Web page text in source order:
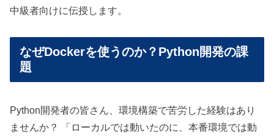
中級者向けに伝授します。
なぜDockerを使うのか？Python開発の課
題
Python開発者の皆さん、環境構築で苦労した経験はあり
ませんか？ 「ローカルでは動いたのに、本番環境では動